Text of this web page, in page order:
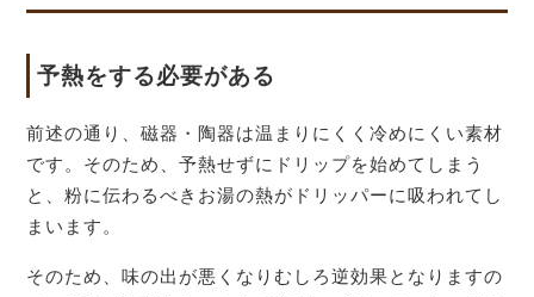
予熱をする必要がある
前述の通り、磁器・陶器は温まりにくく冷めにくい素材
です。そのため、予熱せずにドリップを始めてしまう
と、粉に伝わるべきお湯の熱がドリッパーに吸われてし
まいます。
そのため、味の出が悪くなりむしろ逆効果となりますの